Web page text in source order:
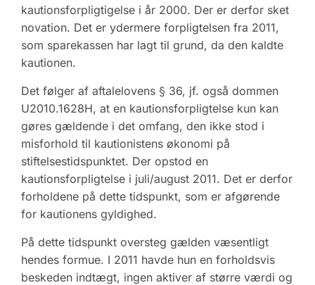
kautionsforpligtigelse i år 2000. Der er derfor sket
novation. Det er ydermere forpligtelsen fra 2011,
som sparekassen har lagt til grund, da den kaldte
kautionen.
Det følger af aftalelovens § 36, jf. også dommen
U2010.1628H, at en kautionsforpligtelse kun kan
gøres gældende i det omfang, den ikke stod i
misforhold til kautionistens økonomi på
stiftelsestidspunktet. Der opstod en
kautionsforpligtelse i juli/august 2011. Det er derfor
forholdene på dette tidspunkt, som er afgørende
for kautionens gyldighed.
På dette tidspunkt oversteg gælden væsentligt
hendes formue. I 2011 havde hun en forholdsvis
beskeden indtægt, ingen aktiver af større værdi og